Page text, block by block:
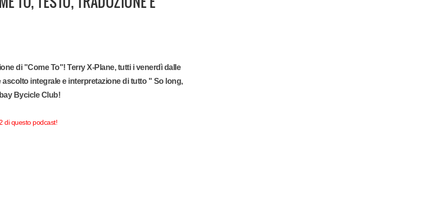
di "Come To"! Terry X-Plane, tutti i venerdì dalle
ascolto integrale e interpretazione di tutto " So long,
Bycicle Club!
di questo podcast!